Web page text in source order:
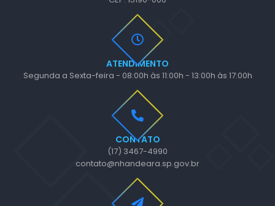
CONTATO
(17) 3467-4990
contato@nhandeara.sp.gov.br
ATENDIMENTO
Segunda a Sexta-feira - 08:00h às 11:00h - 13:00h às 17:00h